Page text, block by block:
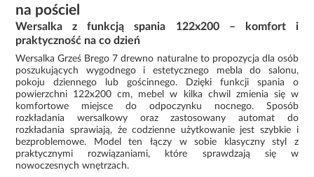
na pościel
Wersalka z funkcją spania 122x200 – komfort i
praktyczność na co dzień
Wersalka Grześ Brego 7 drewno naturalne to propozycja dla osób
poszukujących wygodnego i estetycznego mebla do salonu,
pokoju dziennego lub gościnnego. Dzięki funkcji spania o
powierzchni 122x200 cm, mebel w kilka chwil zmienia się w
komfortowe miejsce do odpoczynku nocnego. Sposób
rozkładania wersalkowy oraz zastosowany automat do
rozkładania sprawiają, że codzienne użytkowanie jest szybkie i
bezproblemowe. Model ten łączy w sobie klasyczny styl z
praktycznymi rozwiązaniami, które sprawdzają się w
nowoczesnych wnętrzach.